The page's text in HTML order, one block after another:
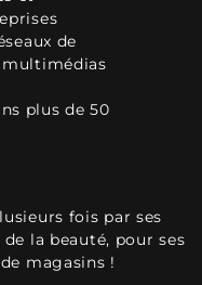
de
plus de 50
fois par ses
la beauté, pour ses
magasins !